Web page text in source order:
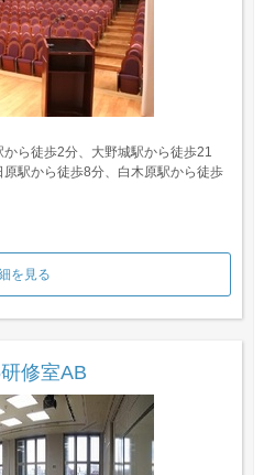
ら徒歩2分、大野城駅から徒歩21
駅から徒歩8分、白木原駅から徒歩
を見る
修室AB